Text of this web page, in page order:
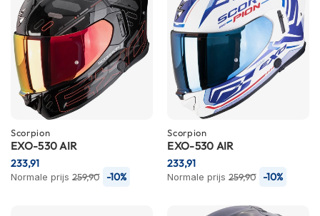
o
r
h
e
l
m
e
n
D
a
m
e
s
Scorpion
EXO-530 AIR
Normale prijs 259,90 -10%
233,91
Scorpion
EXO-530 AIR
Normale prijs 259,90 -10%
233,91